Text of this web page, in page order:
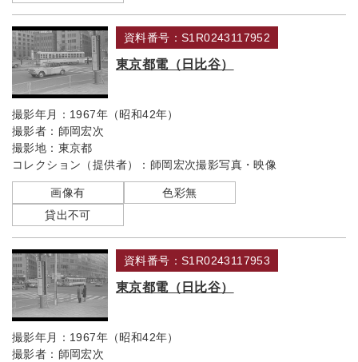
資料番号：S1R0243117952
東京都電（日比谷）
撮影年月： 1967年（昭和42年）
撮影者： 師岡宏次
撮影地： 東京都
コレクション（提供者）： 師岡宏次撮影写真・映像
画像有
色彩無
貸出不可
資料番号：S1R0243117953
東京都電（日比谷）
撮影年月： 1967年（昭和42年）
撮影者： 師岡宏次